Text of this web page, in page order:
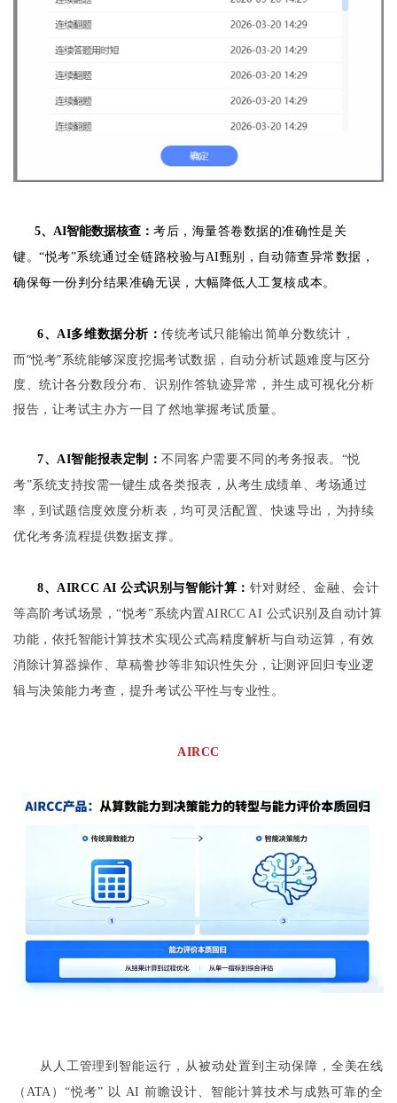
5、 AI智能数据核查： 考后，海量答卷数据的准确性是关
键。“悦考”系统通过全链路校验与AI甄别，自动筛查异常数据，
确保每一份判分结果准确无误，大幅降低人工复核成本。
6、AI多维数据分析：传统考试只能输出简单分数统计，
而“悦考”系统能够深度挖掘考试数据，自动分析试题难度与区分
度、统计各分数段分布、识别作答轨迹异常，并生成可视化分析
报告，让考试主办方一目了然地掌握考试质量。
7、AI智能报表定制：不同客户需要不同的考务报表。“悦
考”系统支持按需一键生成各类报表，从考生成绩单、考场通过
率，到试题信度效度分析表，均可灵活配置、快速导出，为持续
优化考务流程提供数据支撑。
8、AIRCC AI 公式识别与智能计算： 针对财经、金融、会计
等高阶考试场景，“悦考”系统内置AIRCC AI 公式识别及自动计算
功能，依托智能计算技术实现公式高精度解析与自动运算，有效
消除计算器操作、草稿誊抄等非知识性失分，让测评回归专业逻
辑与决策能力考查，提升考试公平性与专业性。
AIRCC
从人工管理到智能运行，从被动处置到主动保障，全美在线
（ATA）“悦考” 以 AI 前瞻设计、智能计算技术与成熟可靠的全